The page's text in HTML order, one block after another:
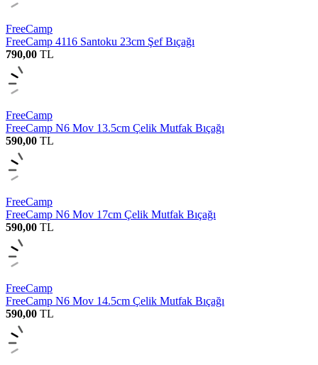
FreeCamp
FreeCamp 4116 Santoku 23cm Şef Bıçağı
790,00 TL
FreeCamp
FreeCamp N6 Mov 13.5cm Çelik Mutfak Bıçağı
590,00 TL
FreeCamp
FreeCamp N6 Mov 17cm Çelik Mutfak Bıçağı
590,00 TL
FreeCamp
FreeCamp N6 Mov 14.5cm Çelik Mutfak Bıçağı
590,00 TL